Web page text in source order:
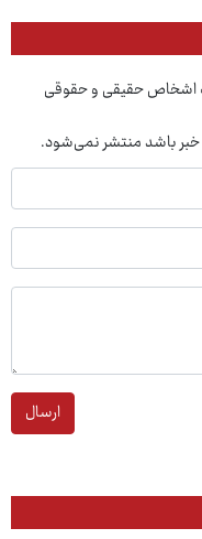
اشخاص حقیقی و حقوقی
خبر باشد منتشر نمی‌شود.
ارسال